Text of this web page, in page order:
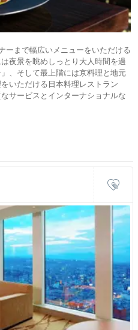
ーまで幅広いメニューをいただける
夜景を眺めしっとり大人時間を過
、そして最上階には京料理と地元
いただける日本料理レストラン
サービスとインターナショナルな